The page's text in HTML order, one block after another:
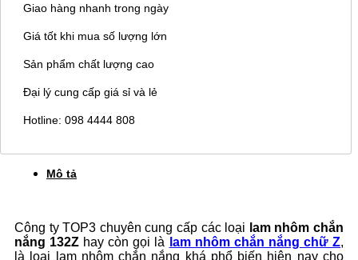
Giao hàng nhanh trong ngày
Giá tốt khi mua số lượng lớn
Sản phẩm chất lượng cao
Đại lý cung cấp giá sỉ và lẻ
Hotline: 098 4444 808
Mô tả
Công ty TOP3 chuyên cung cấp các loại lam nhôm chắn
nắng 132Z hay còn gọi là lam nhôm chắn nắng chữ Z,
là loại lam nhôm chắn nắng khá phổ biến hiện nay cho